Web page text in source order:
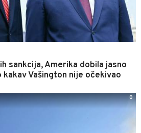
sankcija, Amerika dobila jasno
Vašington nije očekivao
0